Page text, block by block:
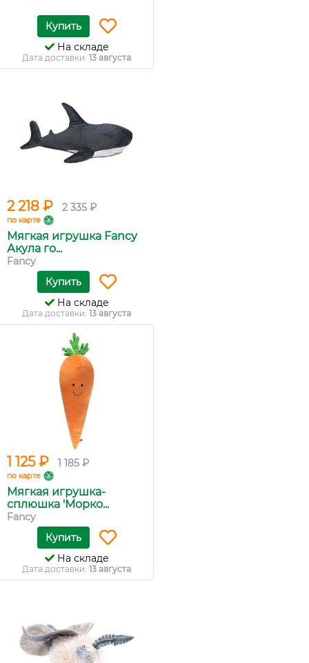
Купить
На складе
Дата доставки: 13 августа
2 218 ₽ 2 335 ₽
по карте
Мягкая игрушка Fancy
Акула го...
Fancy
Купить
На складе
Дата доставки: 13 августа
1 125 ₽ 1 185 ₽
по карте
Мягкая игрушка-
сплюшка 'Морко...
Fancy
Купить
На складе
Дата доставки: 13 августа